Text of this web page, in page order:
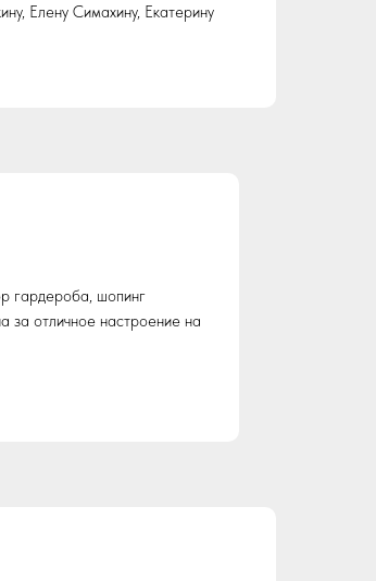
Елену Симахину, Екатерину
гардероба, шопинг
за отличное настроение на